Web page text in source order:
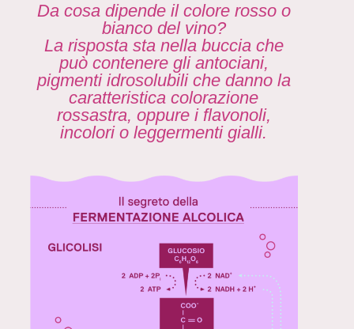
Da cosa dipende il colore rosso o
bianco del vino?
La risposta sta nella buccia che
può contenere gli antociani,
pigmenti idrosolubili che danno la
caratteristica colorazione
rossastra, oppure i flavonoli,
incolori o leggermenti gialli.